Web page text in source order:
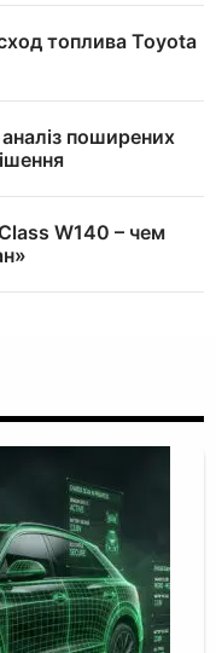
топлива Toyota
поширених
W140 – чем